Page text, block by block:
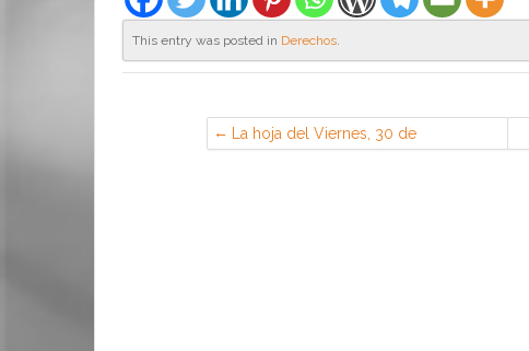
This entry was posted in Derechos.
La hoja del Viernes, 30 de
Noviembre de 2018 (Sección